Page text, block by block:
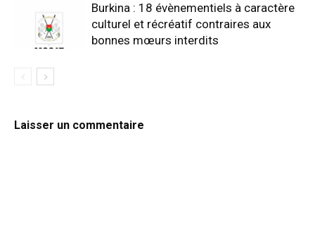
Burkina : 18 évènementiels à caractère
culturel et récréatif contraires aux
bonnes mœurs interdits
Laisser un commentaire